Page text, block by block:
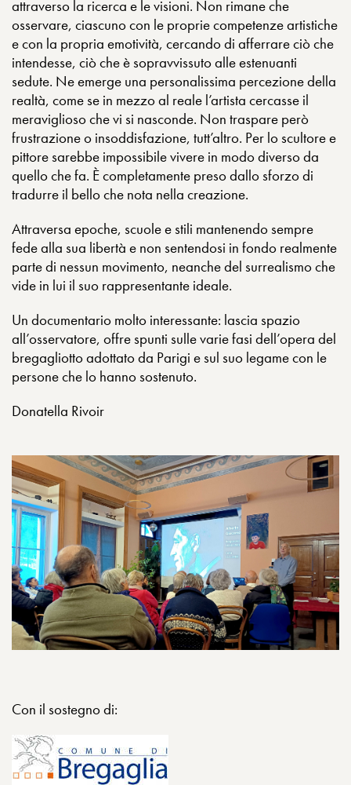
attraverso la ricerca e le visioni. Non rimane che
osservare, ciascuno con le proprie competenze artistiche
e con la propria emotività, cercando di afferrare ciò che
intendesse, ciò che è sopravvissuto alle estenuanti
sedute. Ne emerge una personalissima percezione della
realtà, come se in mezzo al reale l’artista cercasse il
meraviglioso che vi si nasconde. Non traspare però
frustrazione o insoddisfazione, tutt’altro. Per lo scultore e
pittore sarebbe impossibile vivere in modo diverso da
quello che fa. È completamente preso dallo sforzo di
tradurre il bello che nota nella creazione.
Attraversa epoche, scuole e stili mantenendo sempre
fede alla sua libertà e non sentendosi in fondo realmente
parte di nessun movimento, neanche del surrealismo che
vide in lui il suo rappresentante ideale.
Un documentario molto interessante: lascia spazio
all’osservatore, offre spunti sulle varie fasi dell’opera del
bregagliotto adottato da Parigi e sul suo legame con le
persone che lo hanno sostenuto.
Donatella Rivoir
Con il sostegno di: